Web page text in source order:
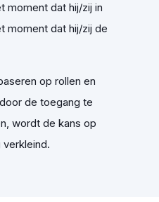
moment dat hij/zij in
moment dat hij/zij de
op rollen en
de toegang te
, wordt de kans op